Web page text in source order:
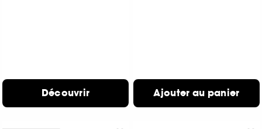
Découvrir Ajouter au panier